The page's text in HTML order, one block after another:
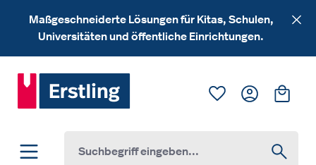
Zum Hauptinhalt springen
Maßgeschneiderte Lösungen für Kitas, Schulen,
Universitäten und öffentliche Einrichtungen.
Du hast 0